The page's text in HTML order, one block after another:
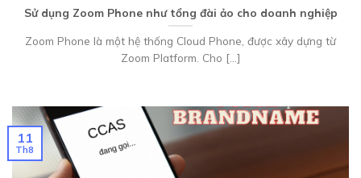
Sử dụng Zoom Phone như tổng đài ảo cho doanh nghiệp
Zoom Phone là một hệ thống Cloud Phone, được xây dựng từ
Zoom Platform. Cho [...]
11
Th8